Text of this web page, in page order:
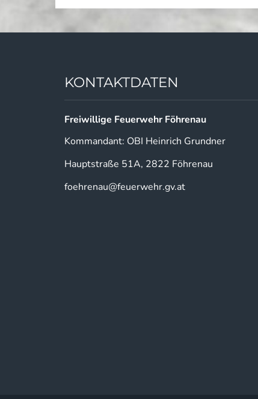
KONTAKTDATEN
Freiwillige Feuerwehr Föhrenau
Kommandant: OBI Heinrich Grundner
Hauptstraße 51A, 2822 Föhrenau
foehrenau@feuerwehr.gv.at